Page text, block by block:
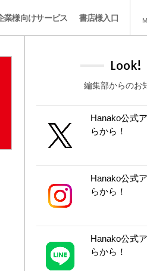
業様向けサービス 書店様入口
Look!
編集部からのお
Hanako公式
らから！
Hanako公式
らから！
Hanako公式
らから！